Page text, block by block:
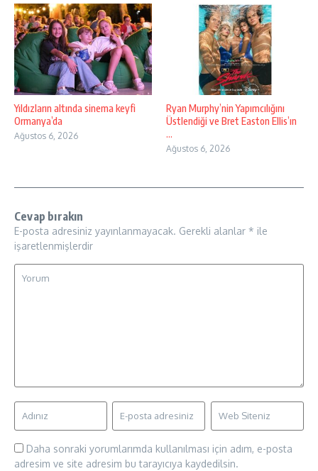
Yıldızların altında sinema keyfi
Ormanya’da
Ağustos 6, 2026
Ryan Murphy’nin Yapımcılığını
Üstlendiği ve Bret Easton Ellis’ın
...
Ağustos 6, 2026
Cevap bırakın
E-posta adresiniz yayınlanmayacak. Gerekli alanlar * ile
işaretlenmişlerdir
Daha sonraki yorumlarımda kullanılması için adım, e-posta
adresim ve site adresim bu tarayıcıya kaydedilsin.